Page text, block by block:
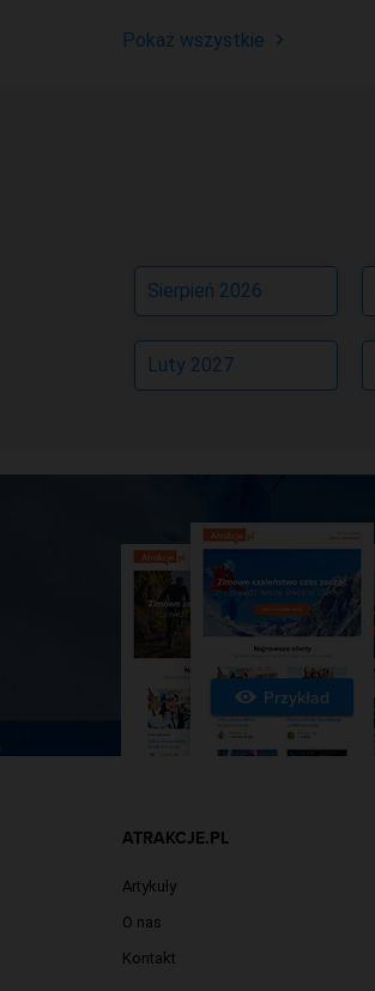
Pokaż wszystkie
Sierpień 2026
Luty 2027
Przykład
ATRAKCJE.PL
Artykuły
O nas
Kontakt